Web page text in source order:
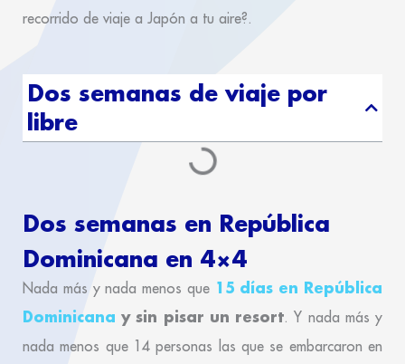
recorrido de viaje a Japón a tu aire?.
Dos semanas de viaje por
libre
Dos semanas en República
Dominicana en 4×4
Nada más y nada menos que 15 días en República
Dominicana y sin pisar un resort. Y nada más y
nada menos que 14 personas las que se embarcaron en